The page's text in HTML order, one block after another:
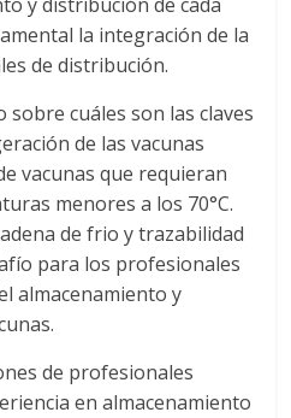
la integración de la
de distribución.
sobre cuáles son las claves
de las vacunas
vacunas que requieran
menores a los 70°C.
de frio y trazabilidad
para los profesionales
almacenamiento y
de profesionales
en almacenamiento